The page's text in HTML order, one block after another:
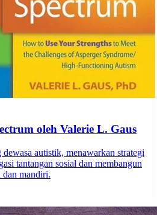
oleh Valerie L. Gaus
autistik, menawarkan strategi
tantangan sosial dan membangun
dan mandiri.